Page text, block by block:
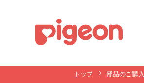
トップ 部品のご購入